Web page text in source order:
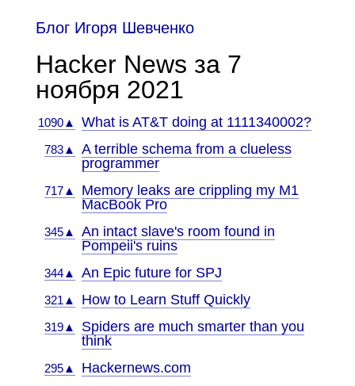
Блог Игоря Шевченко
Hacker News за 7
ноября 2021
1090▲ What is AT&T doing at 1111340002?
783▲
A terrible schema from a clueless
programmer
717▲
Memory leaks are crippling my M1
MacBook Pro
345▲
An intact slave's room found in
Pompeii's ruins
344▲ An Epic future for SPJ
321▲ How to Learn Stuff Quickly
319▲
Spiders are much smarter than you
think
295▲ Hackernews.com